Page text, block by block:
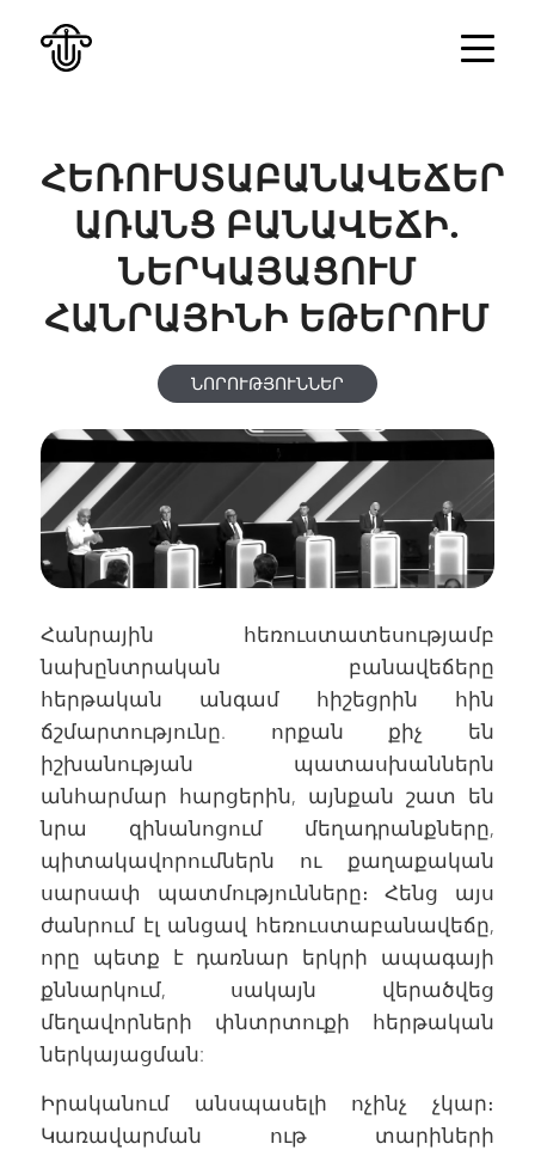
ՀԵՌՈՒՍՏԱԲԱՆԱՎԵՃԵՐ
ԱՌԱՆՑ ԲԱՆԱՎԵՃԻ.
ՆԵՐԿԱՅԱՑՈՒՄ
ՀԱՆՐԱՅԻՆԻ ԵԹԵՐՈՒՄ
ՆՈՐՈՒԹՅՈՒՆՆԵՐ
Հանրային հեռուստատեսությամբ
նախընտրական բանավեճերը
հերթական անգամ հիշեցրին հին
ճշմարտությունը. որքան քիչ են
իշխանության պատասխաններն
անհարմար հարցերին, այնքան շատ են
նրա զինանոցում մեղադրանքները,
պիտակավորումներն ու քաղաքական
սարսափ պատմությունները։ Հենց այս
ժանրում էլ անցավ հեռուստաբանավեճը,
որը պետք է դառնար երկրի ապագայի
քննարկում, սակայն վերածվեց
մեղավորների փնտրտուքի հերթական
ներկայացման:
Իրականում անսպասելի ոչինչ չկար։
Կառավարման ութ տարիների